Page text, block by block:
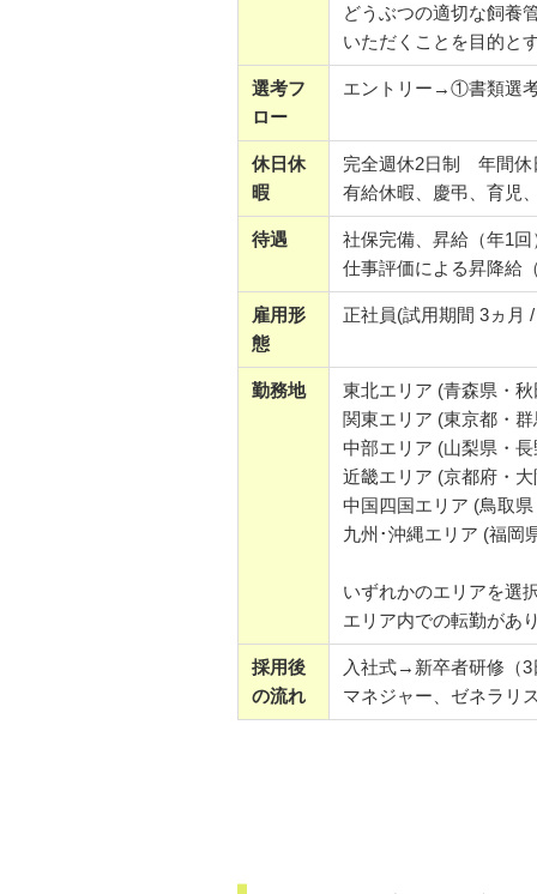
どうぶつの適切な飼養
いただくことを目的と
選考フ
ロー
エントリー→①書類選
休日休
暇
完全週休2日制 年間休
有給休暇、慶弔、育児
待遇
社保完備、昇給（年1回
仕事評価による昇降給
雇用形
態
正社員(試用期間 3ヵ月
勤務地
東北エリア (青森県・
関東エリア (東京都・
中部エリア (山梨県・
近畿エリア (京都府・
中国四国エリア (鳥取
九州･沖縄エリア (福岡
いずれかのエリアを選
エリア内での転勤があ
採用後
の流れ
入社式→新卒者研修（
マネジャー、ゼネラリ